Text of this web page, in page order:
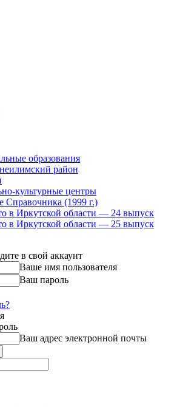
образования
район
культурные центры
Справочника (1999 г.)
в Иркутской области — 24 выпуск
в Иркутской области — 25 выпуск
в свой аккаунт
Ваше имя пользователя
Ваш пароль
Ваш адрес электронной почты